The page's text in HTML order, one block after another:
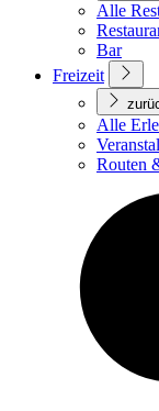
Alle
Bar
Freizeit
Alle
Routen